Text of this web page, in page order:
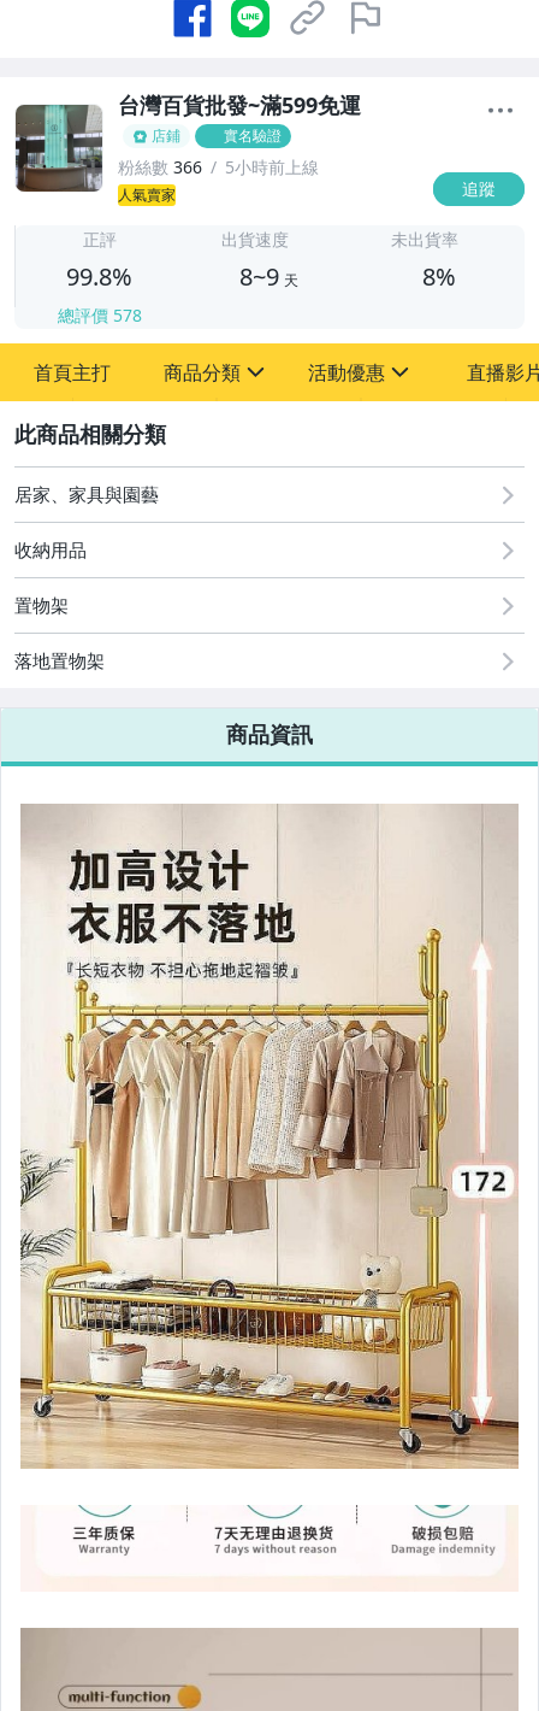
台灣百貨批發~滿599免運
店鋪 實名驗證
粉絲數 366 5小時前上線
人氣賣家 追蹤
正評
99.8%
總評價 578
出貨速度
8~9 天
未出貨率
8%
首頁主打 商品分類
其它
活動優惠
[全店] 新品回饋
直播影
居家、家具與園藝
收納用品
置物架
落地置物架
商品資訊